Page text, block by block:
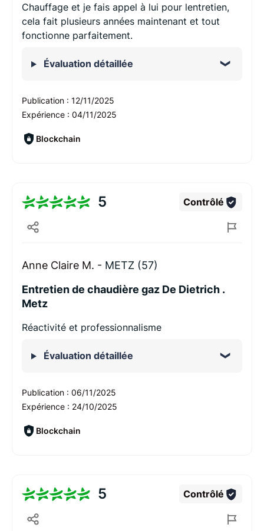
Chauffage et je fais appel à lui pour lentretien,
cela fait plusieurs années maintenant et tout
fonctionne parfaitement.
Évaluation détaillée
Publication : 12/11/2025
Expérience : 04/11/2025
Blockchain
5 Contrôlé
Anne Claire M. - METZ (57)
Entretien de chaudière gaz De Dietrich .
Metz
Réactivité et professionnalisme
Évaluation détaillée
Publication : 06/11/2025
Expérience : 24/10/2025
Blockchain
5 Contrôlé